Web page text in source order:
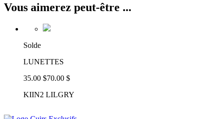
Vous aimerez peut-être ...
Solde
LUNETTES
35.00 $70.00 $
KIIN2 LILGRY